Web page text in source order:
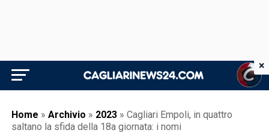
Home » Archivio » 2023 » Cagliari Empoli, in quattro
saltano la sfida della 18a giornata: i nomi
×